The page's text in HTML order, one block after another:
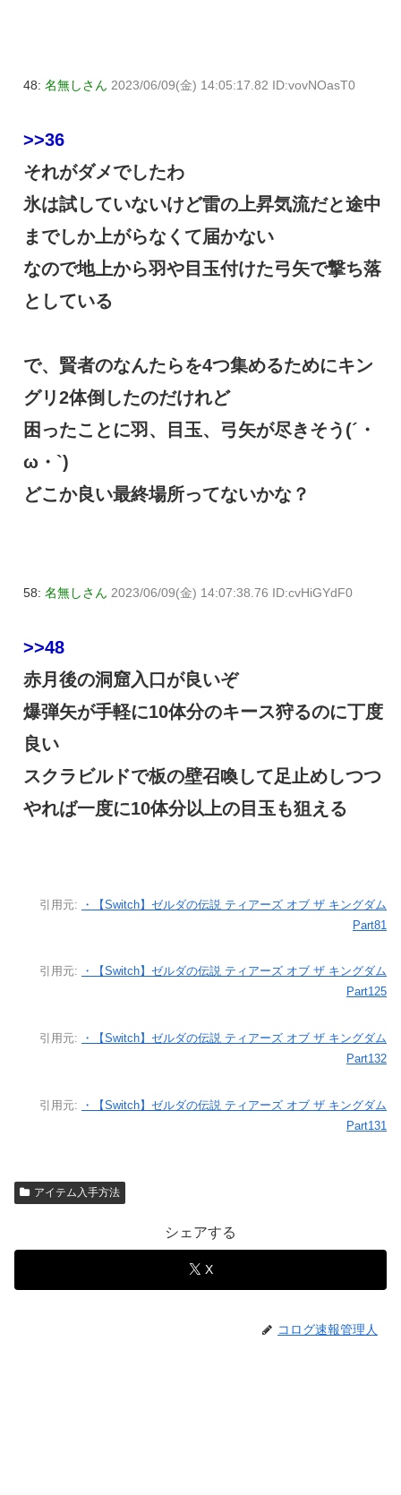
48: 名無しさん 2023/06/09(金) 14:05:17.82 ID:vovNOasT0
>>36
それがダメでしたわ
氷は試していないけど雷の上昇気流だと途中
までしか上がらなくて届かない
なので地上から羽や目玉付けた弓矢で撃ち落
としている
で、賢者のなんたらを4つ集めるためにキン
グリ2体倒したのだけれど
困ったことに羽、目玉、弓矢が尽きそう(´・
ω・`)
どこか良い最終場所ってないかな？
58: 名無しさん 2023/06/09(金) 14:07:38.76 ID:cvHiGYdF0
>>48
赤月後の洞窟入口が良いぞ
爆弾矢が手軽に10体分のキース狩るのに丁度
良い
スクラビルドで板の壁召喚して足止めしつつ
やれば一度に10体分以上の目玉も狙える
引用元:
・【Switch】ゼルダの伝説 ティアーズ オブ ザ キングダム
Part81
引用元:
・【Switch】ゼルダの伝説 ティアーズ オブ ザ キングダム
Part125
引用元:
・【Switch】ゼルダの伝説 ティアーズ オブ ザ キングダム
Part132
引用元:
・【Switch】ゼルダの伝説 ティアーズ オブ ザ キングダム
Part131
アイテム入手方法
シェアする
X
コログ速報管理人